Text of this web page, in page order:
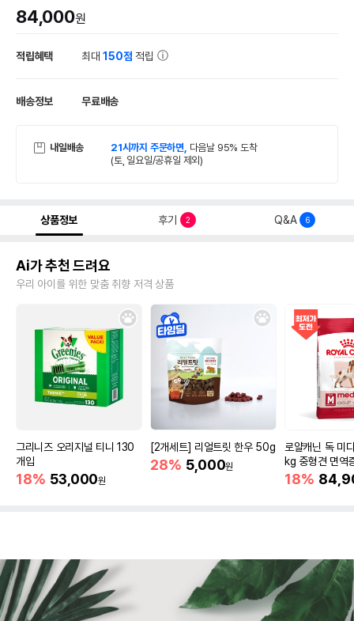
84,000원
적립혜택 최대150점 적립
배송정보 무료배송
내일배송 21시까지 주문하면, 다음날 95% 도착
(토, 일요일/공휴일 제외)
상품정보 후기 2 Q&A 6
Ai가 추천 드려요
우리 아이를 위한 맞춤 취향 저격 상품
그리니즈 오리지널 티니 130
개입
18% 53,000원
[2개세트] 리얼트릿 한우 50g
28% 5,000원
로얄캐닌 독 미
kg 중형견 면역
18%